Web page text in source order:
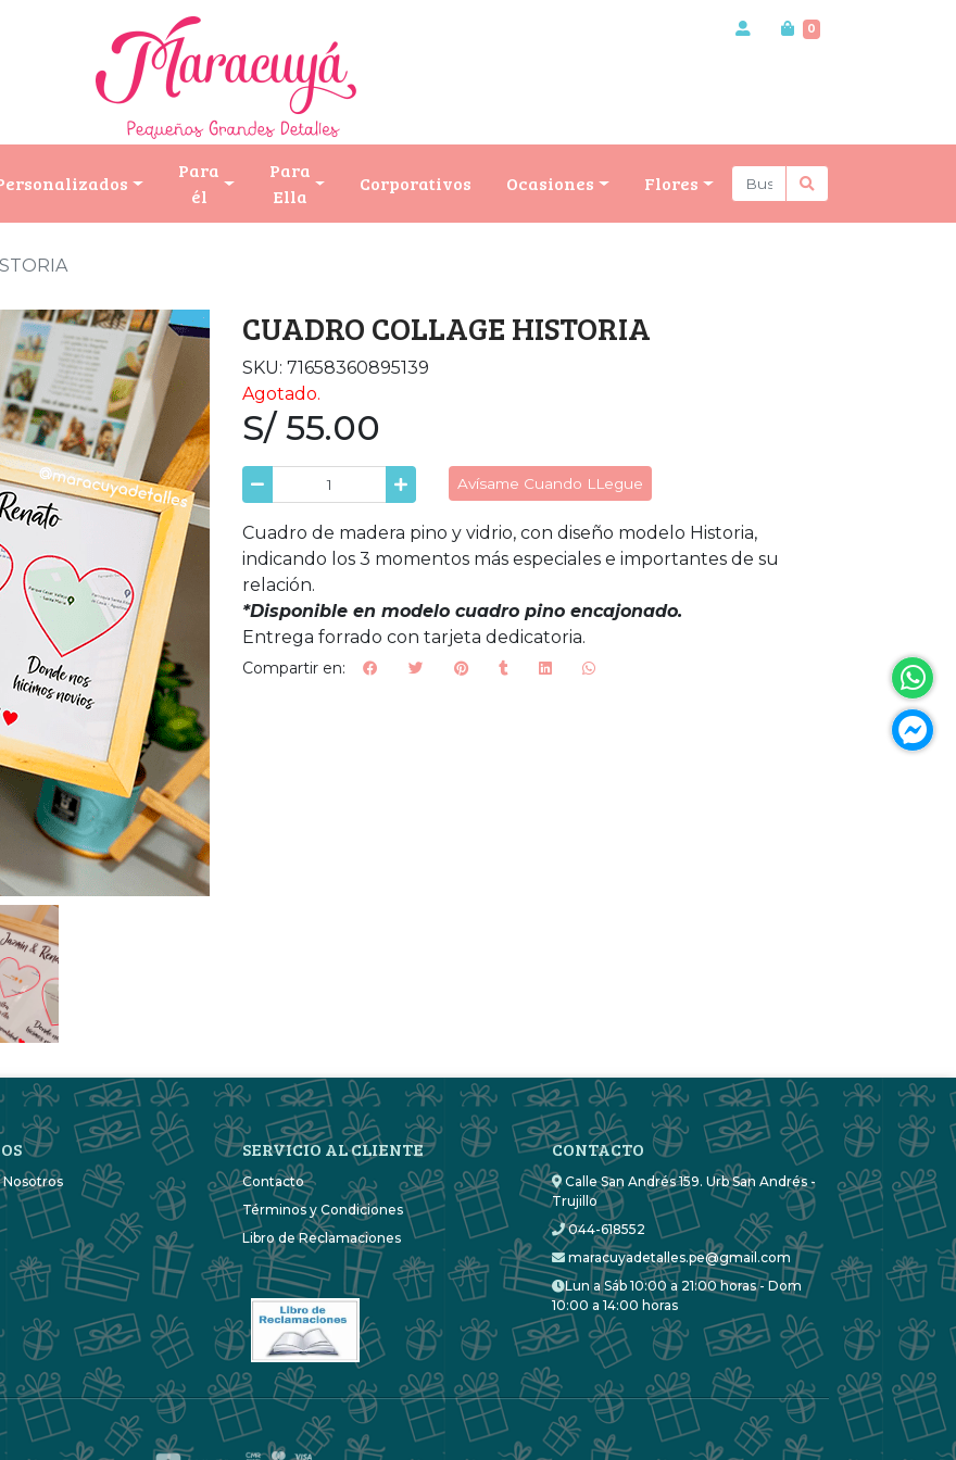
0
Para
él
Para
Ella
Corporativos Ocasiones Flores
CUADRO COLLAGE HISTORIA
SKU: 71658360895139
Agotado.
S/ 55.00
Avísame Cuando LLegue
Cuadro de madera pino y vidrio, con diseño modelo Historia,
indicando los 3 momentos más especiales e importantes de su
relación.
*Disponible en modelo cuadro pino encajonado.
Entrega forrado con tarjeta dedicatoria.
Compartir en:
SERVICIO AL CLIENTE
Contacto
Términos y Condiciones
Libro de Reclamaciones
CONTACTO
Calle San Andrés 159. Urb San Andrés -
Trujillo
044-618552
maracuyadetalles.pe@gmail.com
Lun a Sáb 10:00 a 21:00 horas - Dom
10:00 a 14:00 horas